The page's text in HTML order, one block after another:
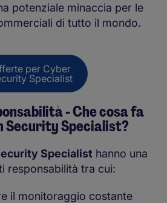
potenziale minaccia per le
di tutto il mondo.
per Cyber
Specialist
- Che cosa fa
Security Specialist?
Specialist hanno una
responsabilità tra cui:
il monitoraggio costante